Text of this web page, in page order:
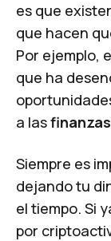
es que
que hacen
Por ejemplo,
que ha
a las
Siempre es
dejando tu
el tiempo. Si
por